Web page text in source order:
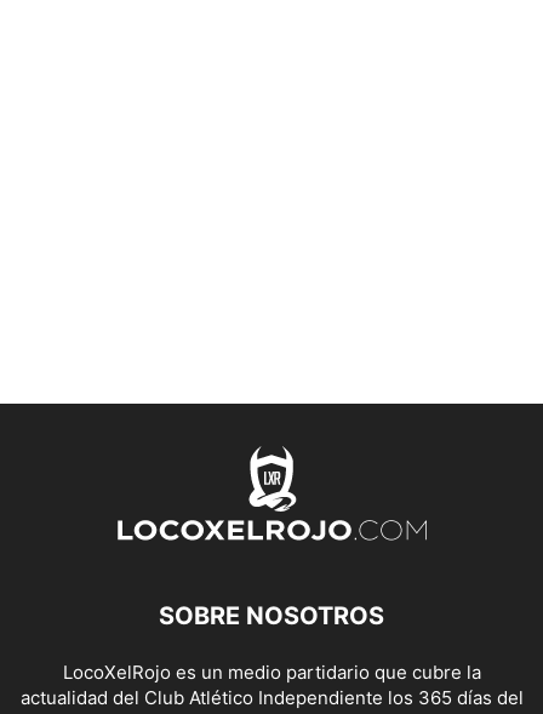
SOBRE NOSOTROS
LocoXelRojo es un medio partidario que cubre la
actualidad del Club Atlético Independiente los 365 días del